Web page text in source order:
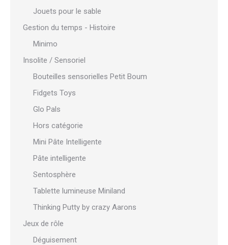
Jouets pour le sable
Gestion du temps - Histoire
Minimo
Insolite / Sensoriel
Bouteilles sensorielles Petit Boum
Fidgets Toys
Glo Pals
Hors catégorie
Mini Pâte Intelligente
Pâte intelligente
Sentosphère
Tablette lumineuse Miniland
Thinking Putty by crazy Aarons
Jeux de rôle
Déguisement